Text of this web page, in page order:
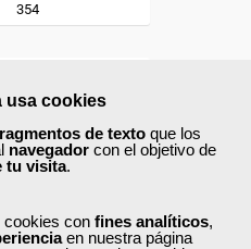
usa cookies
de texto que los
navegador con el objetivo de
tu visita.
cookies con fines analíticos,
en nuestra página
354